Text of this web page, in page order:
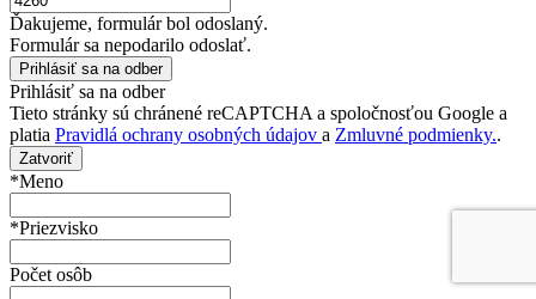
Ďakujeme, formulár bol odoslaný.
Formulár sa nepodarilo odoslať.
Prihlásiť sa na odber
Tieto stránky sú chránené reCAPTCHA a spoločnosťou Google a
platia Pravidlá ochrany osobných údajov a Zmluvné podmienky..
Zatvoriť
*Meno
*Priezvisko
Počet osôb